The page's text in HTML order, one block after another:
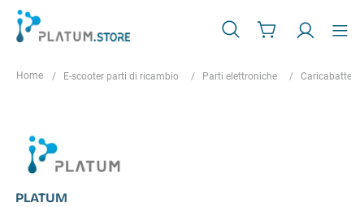
E-scooter parti di ricambio Parti elettroniche Caricabatterie
PLATUM